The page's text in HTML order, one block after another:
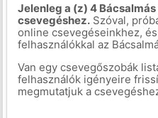
Jelenleg a (z) 4
csevegéshez.Szóval,
online csevegéseinkhez,
felhasználókkal az
Van egy csevegőszobák
felhasználók igényeire
megmutatjuk a